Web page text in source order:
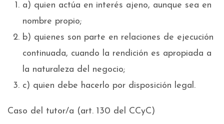
a) quien actúa en interés ajeno, aunque sea en
nombre propio;
b) quienes son parte en relaciones de ejecución
continuada, cuando la rendición es apropiada a
la naturaleza del negocio;
c) quien debe hacerlo por disposición legal.
Caso del tutor/a (art. 130 del CCyC)